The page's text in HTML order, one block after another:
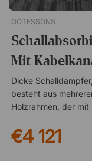
GÖTESSONS
Mit
Dicke
besteht aus
Holzrahmen, der mit
schaumlaminierten
dämpft.
€4 121